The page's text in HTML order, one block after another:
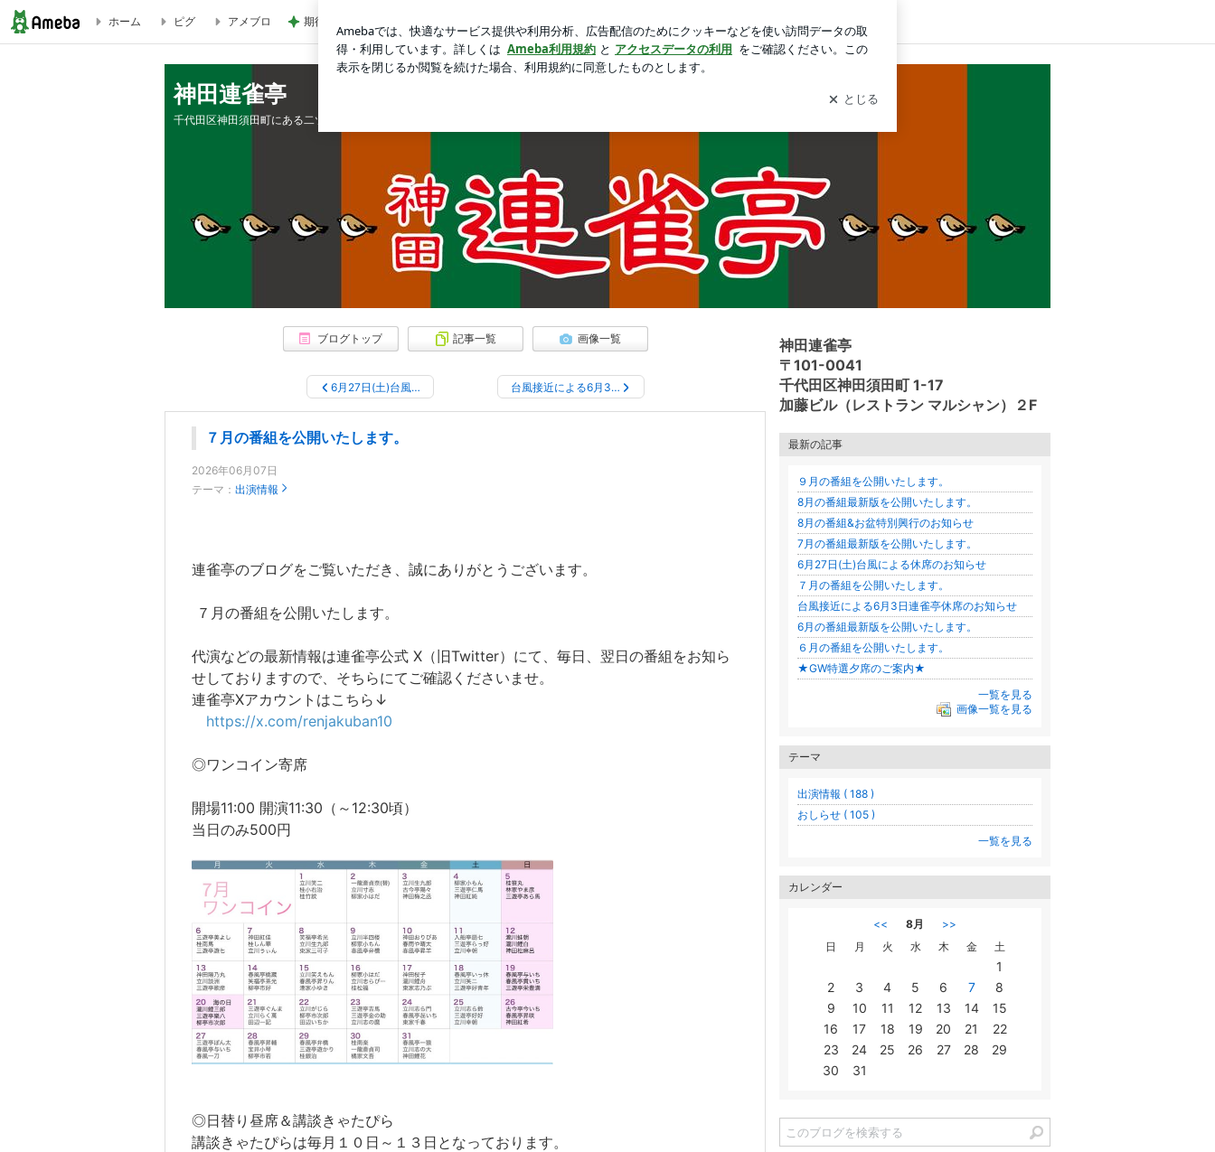
ホーム ピグ アメブロ 期待が大き過ぎたビジホの朝食 ログイン
神田連雀亭
千代田区神田須田町にある二ツ目専用寄席「神田連雀亭」の出演者情報を中心にお伝えします。
ブログトップ 記事一覧 画像一覧
6月27日(土)台風… 台風接近による6月3…
７月の番組を公開いたします。
2026年06月07日
テーマ： 出演情報
連雀亭のブログをご覧いただき、誠にありがとうございます。
７月の番組を公開いたします。
代演などの最新情報は連雀亭公式 X（旧Twitter）にて、毎日、翌日の番組をお知ら
せしておりますので、そちらにてご確認くださいませ。
連雀亭Xアカウントはこちら↓
https://x.com/renjakuban10
◎ワンコイン寄席
開場11:00 開演11:30（～12:30頃）
当日のみ500円
◎日替り昼席＆講談きゃたぴら
講談きゃたぴらは毎月１０日～１３日となっております。
神田連雀亭
〒101-0041
千代田区神田須田町 1-17
加藤ビル（レストラン マルシャン）２F
最新の記事
９月の番組を公開いたします。
8月の番組最新版を公開いたします。
8月の番組&お盆特別興行のお知らせ
7月の番組最新版を公開いたします。
6月27日(土)台風による休席のお知らせ
７月の番組を公開いたします。
台風接近による6月3日連雀亭休席のお知らせ
6月の番組最新版を公開いたします。
６月の番組を公開いたします。
★GW特選夕席のご案内★
一覧を見る
画像一覧を見る
テーマ
出演情報 ( 188 )
おしらせ ( 105 )
一覧を見る
カレンダー
<< 8月
>>
日
月 火 水 木 金 土
1
2
3 4 5 6 7
8
9
10 11 12 13 14
15
16
17 18 19 20 21
22
23
24 25 26 27 28
29
30
31